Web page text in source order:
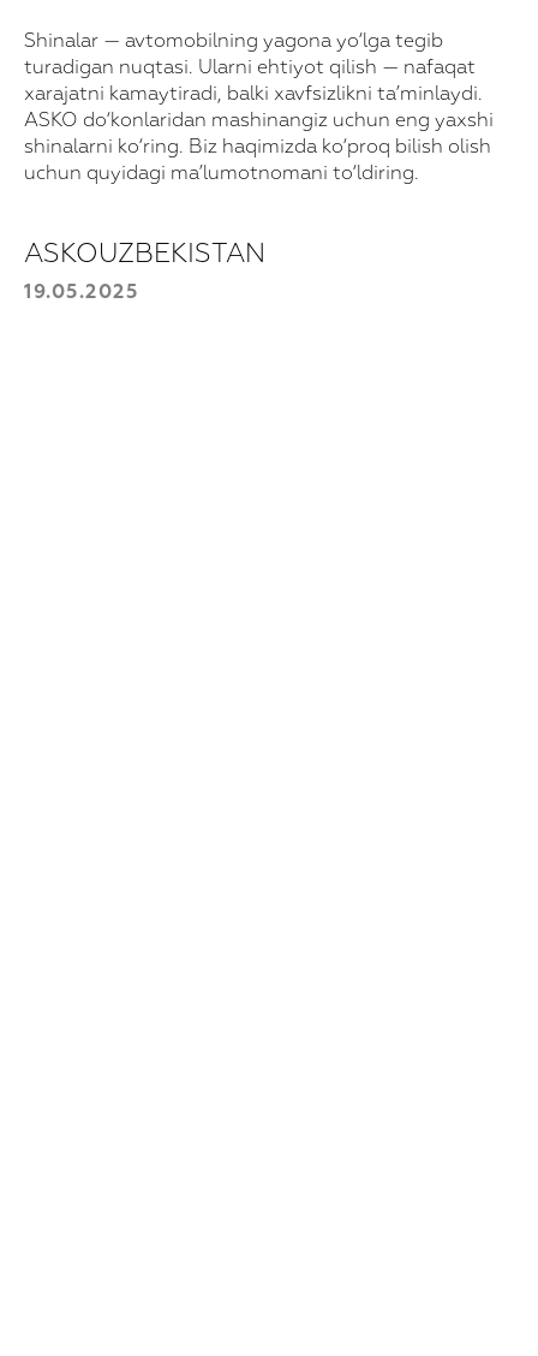
Shinalar — avtomobilning yagona yo‘lga tegib
turadigan nuqtasi. Ularni ehtiyot qilish — nafaqat
xarajatni kamaytiradi, balki xavfsizlikni ta’minlaydi.
ASKO do‘konlaridan mashinangiz uchun eng yaxshi
shinalarni ko‘ring. Biz haqimizda ko‘proq bilish olish
uchun quyidagi ma’lumotnomani to‘ldiring.
ASKOUZBEKISTAN
19.05.2025
bilan bog’lanamiz
Xarid qilish uchun!
Mahsulotni tanlang